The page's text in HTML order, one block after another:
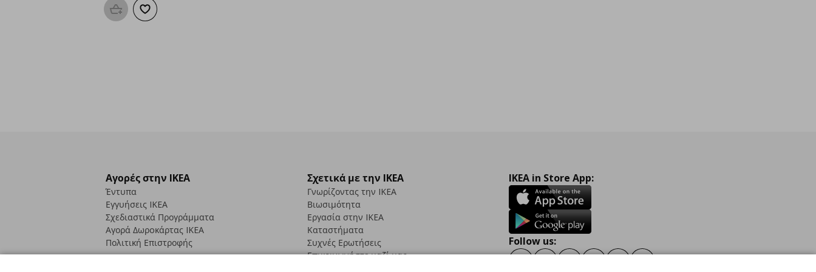
Προσθήκη στο καλάθι
Προσθήκη στα αγαπημένα
Αγορές στην IKEA
Έντυπα
Εγγυήσεις IKEA
Σχεδιαστικά Προγράμματα
Αγορά Δωρoκάρτας IKEA
Πολιτική Επιστροφής
Σχετικά με την IKEA
Γνωρίζοντας την IKEA
Βιωσιμότητα
Εργασία στην IKEA
Καταστήματα
Συχνές Ερωτήσεις
Επικοινωνήστε μαζί μας
IKEA in Store App:
Follow us: